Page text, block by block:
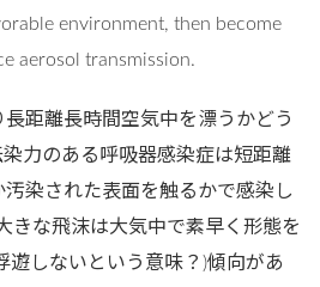
environment, then become
aerosol transmission.
距離長時間空気中を漂うかどう
力のある呼吸器感染症は短距離
染された表面を触るかで感染し
きな飛沫は大気中で素早く形態を
遊しないという意味？)傾向があ